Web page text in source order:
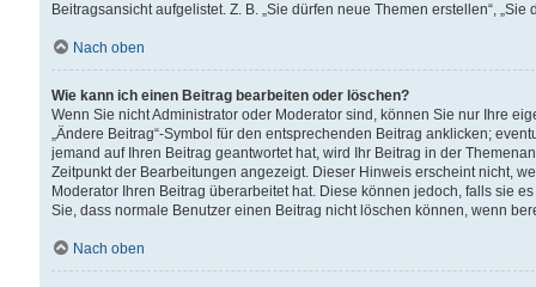
Beitragsansicht aufgelistet. Z. B. „Sie dürfen neue Themen erstellen“,
Nach oben
Wie kann ich einen Beitrag bearbeiten oder löschen?
Wenn Sie nicht Administrator oder Moderator sind, können Sie nur Ihre
„Ändere Beitrag“-Symbol für den entsprechenden Beitrag anklicken;
jemand auf Ihren Beitrag geantwortet hat, wird Ihr Beitrag in der
Zeitpunkt der Bearbeitungen angezeigt. Dieser Hinweis erscheint nicht,
Moderator Ihren Beitrag überarbeitet hat. Diese können jedoch, falls sie
Sie, dass normale Benutzer einen Beitrag nicht löschen können, wenn
Nach oben